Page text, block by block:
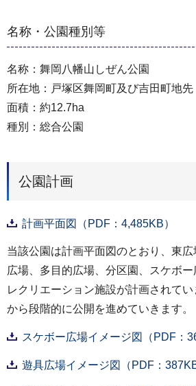
名称・公園種別等
名称：舞岡八幡山しぜん公園
所在地：戸塚区舞岡町及び吉田町地先
面積：約12.7ha
種別：総合公園
公園計画
計画平面図（PDF：4,485KB）
当該公園は計画平面図のとおり、東
広場、多目的広場、分区園、スケボ
レクリエーション施設が計画されて
から段階的に公開を進めていきます。
スケボー広場イメージ図（PDF：
遊具広場イメージ図（PDF：387KB